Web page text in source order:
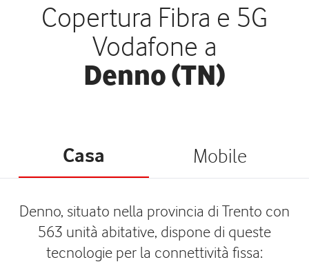
Copertura Fibra e 5G
Vodafone a
Denno (TN)
Casa Mobile
Denno, situato nella provincia di Trento con
563 unità abitative, dispone di queste
tecnologie per la connettività fissa: